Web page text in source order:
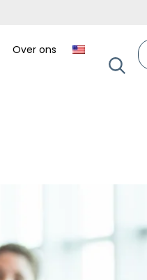
Over ons